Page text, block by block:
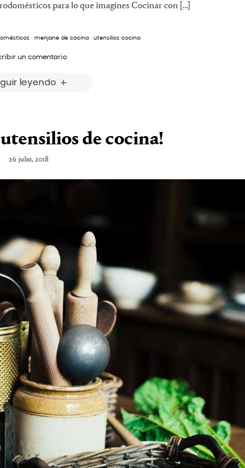
para lo que imagines Cocinar con […]
· menjane de cocina · utensilios cocina
un comentario
leyendo
utensilios de cocina!
26 julio, 2018